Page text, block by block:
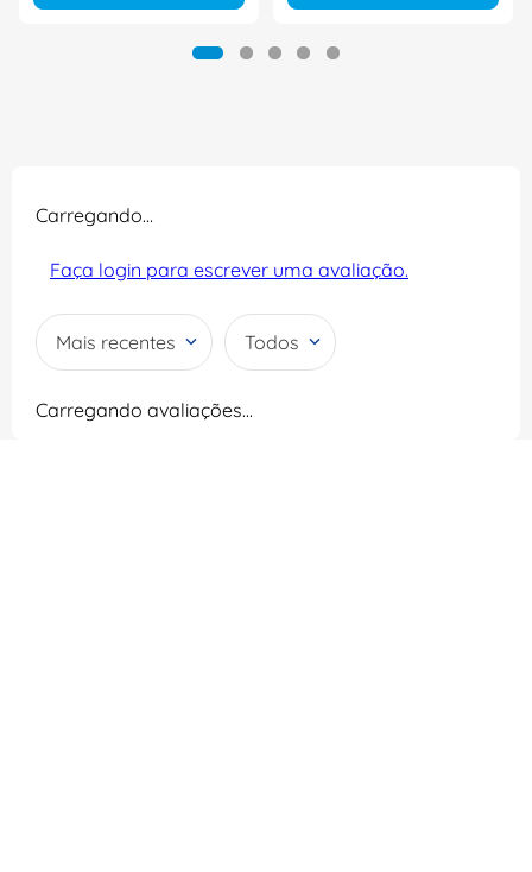
Carregando…
Faça login para escrever uma avaliação.
Mais recentes Todos
Carregando avaliações…